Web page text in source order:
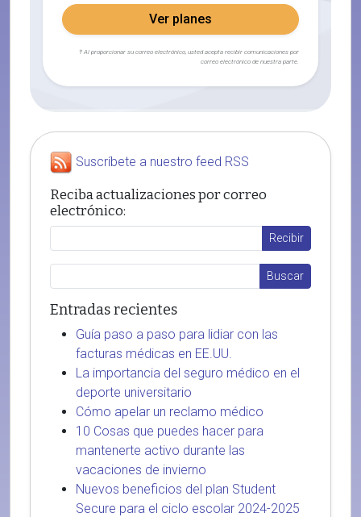
Ver planes
† Al proporcionar su correo electrónico, usted acepta recibir comunicaciones por
correo electrónico de nuestra parte.
Suscríbete a nuestro feed RSS
Reciba actualizaciones por correo
electrónico:
Entradas recientes
Guía paso a paso para lidiar con las
facturas médicas en EE.UU.
La importancia del seguro médico en el
deporte universitario
Cómo apelar un reclamo médico
10 Cosas que puedes hacer para
mantenerte activo durante las
vacaciones de invierno
Nuevos beneficios del plan Student
Secure para el ciclo escolar 2024-2025